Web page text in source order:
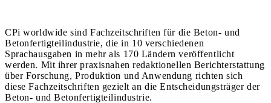
CPi worldwide sind Fachzeitschriften für die Beton- und
Betonfertigteilindustrie, die in 10 verschiedenen
Sprachausgaben in mehr als 170 Ländern veröffentlicht
werden. Mit ihrer praxisnahen redaktionellen Berichterstattung
über Forschung, Produktion und Anwendung richten sich
diese Fachzeitschriften gezielt an die Entscheidungsträger der
Beton- und Betonfertigteilindustrie.